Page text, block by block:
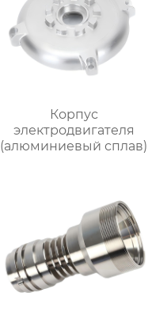
Корпус
электродвигателя
(алюминиевый сплав)